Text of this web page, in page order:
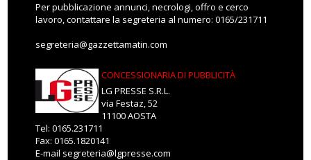
Per pubblicazione annunci, necrologi, offro e cerco
lavoro, contattare la segreteria al numero: 0165/231711
segreteria@gazzettamatin.com
CONCESSIONARIA DI PUBBLICITÀ
LG PRESSE S.R.L.
via Festaz, 52
11100 AOSTA
Tel: 0165.231711
Fax: 0165.1820141
E-mail segreteria@lgpresse.com